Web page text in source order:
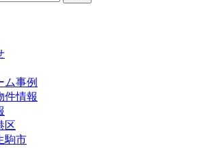
ム事例
件情報
区
駒市